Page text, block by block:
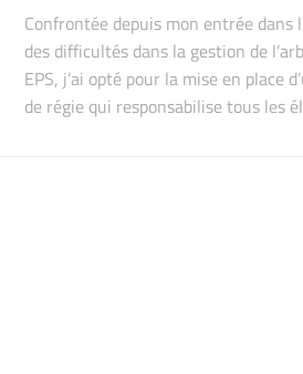
Confrontée depuis mon entrée dans
des difficultés dans la gestion de
EPS, j’ai opté pour la mise en place
de régie qui responsabilise tous les